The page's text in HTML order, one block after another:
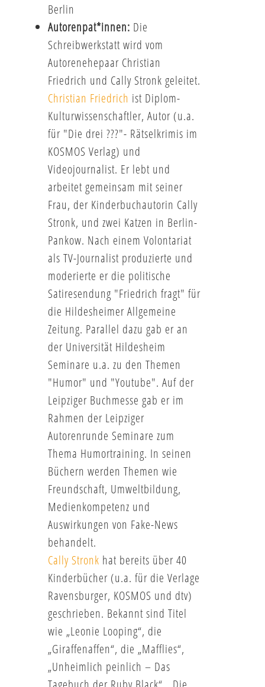
Berlin
Autorenpat*innen: Die
Schreibwerkstatt wird vom
Autorenehepaar Christian
Friedrich und Cally Stronk geleitet.
Christian Friedrich ist Diplom-
Kulturwissenschaftler, Autor (u.a.
für "Die drei ???"- Rätselkrimis im
KOSMOS Verlag) und
Videojournalist. Er lebt und
arbeitet gemeinsam mit seiner
Frau, der Kinderbuchautorin Cally
Stronk, und zwei Katzen in Berlin-
Pankow. Nach einem Volontariat
als TV-Journalist produzierte und
moderierte er die politische
Satiresendung "Friedrich fragt" für
die Hildesheimer Allgemeine
Zeitung. Parallel dazu gab er an
der Universität Hildesheim
Seminare u.a. zu den Themen
"Humor" und "Youtube". Auf der
Leipziger Buchmesse gab er im
Rahmen der Leipziger
Autorenrunde Seminare zum
Thema Humortraining. In seinen
Büchern werden Themen wie
Freundschaft, Umweltbildung,
Medienkompetenz und
Auswirkungen von Fake-News
behandelt.
Cally Stronk hat bereits über 40
Kinderbücher (u.a. für die Verlage
Ravensburger, KOSMOS und dtv)
geschrieben. Bekannt sind Titel
wie „Leonie Looping“, die
„Giraffenaffen“, die „Mafflies“,
„Unheimlich peinlich – Das